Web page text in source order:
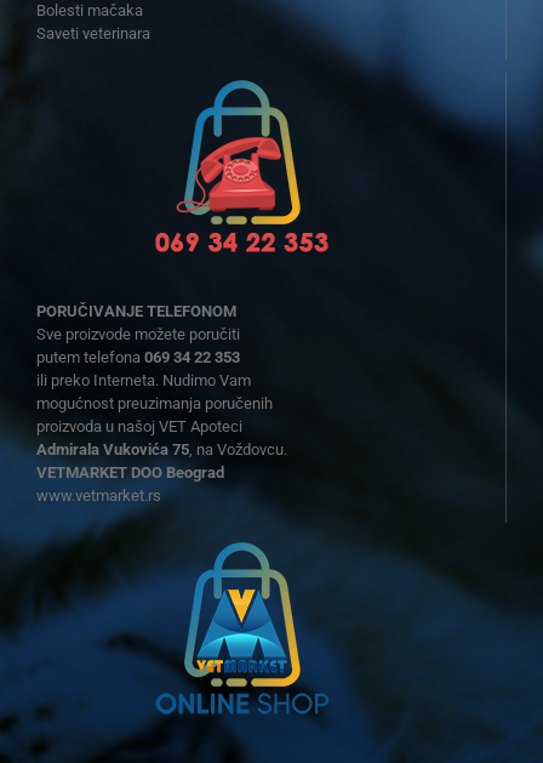
Bolesti mačaka
Saveti veterinara
PORUČIVANJE TELEFONOM
Sve proizvode možete poručiti
putem telefona 069 34 22 353
ili preko Interneta. Nudimo Vam
mogućnost preuzimanja poručenih
proizvoda u našoj VET Apoteci
Admirala Vukovića 75, na Voždovcu.
VETMARKET DOO Beograd
www.vetmarket.rs